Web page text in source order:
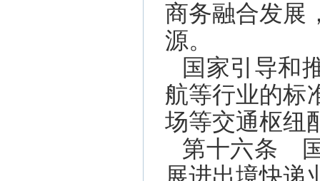
商务融合发展
源。
国家引导和
航等行业的标
场等交通枢纽
第十六条